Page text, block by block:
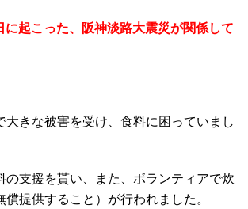
に起こった、阪神淡路大震災が関係して
大きな被害を受け、食料に困っていまし
の支援を貰い、また、ボランティアで炊
償提供すること）が行われました。